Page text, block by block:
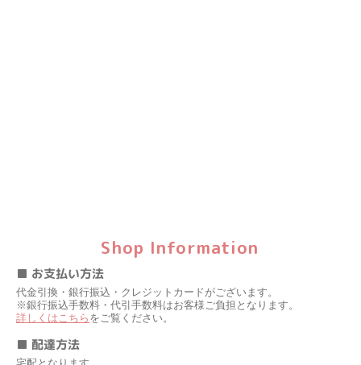
Shop Information
■ お支払い方法
代金引換・銀行振込・クレジットカードがございます。
※銀行振込手数料・代引手数料はお客様ご負担となります。
詳しくはこちら をご覧ください。
■ 配達方法